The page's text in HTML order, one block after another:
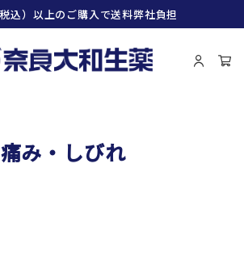
込）以上のご購入で送料弊社負担
痛み・しびれ